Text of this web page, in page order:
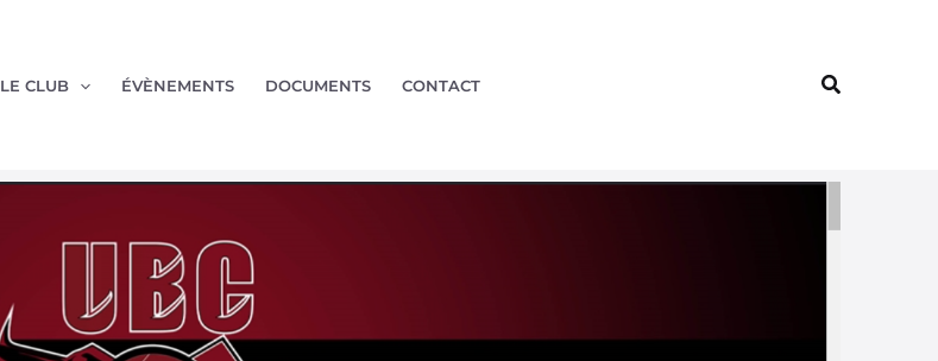
LE CLUB ÉVÈNEMENTS DOCUMENTS CONTACT